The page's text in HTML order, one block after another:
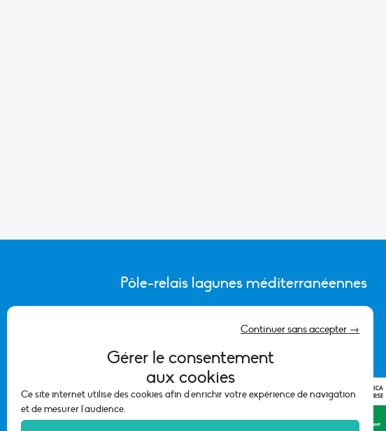
Gérer le consentement
aux cookies
Ce site internet utilise des cookies afin d'enrichir votre expérience de navigation
et de mesurer l'audience.
Continuer sans accepter →
Pôle-relais lagunes méditerranéennes
CONTACTER L’ÉQUIPE DU PÔLE